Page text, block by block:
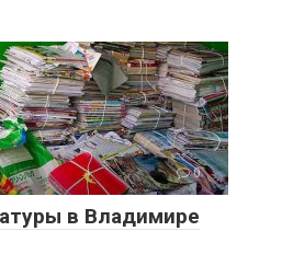
0
в Владимире